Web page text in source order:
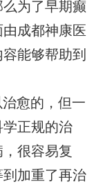
为了早期癫
成都神康医
能够帮助到
愈的，但一
正规的治
很容易复
加重了再治